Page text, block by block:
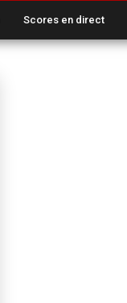
Scores en direct